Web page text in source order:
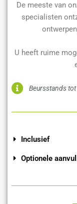
De meeste van
specialisten
U heeft ruime
Beursstands
Inclusief
Optionele